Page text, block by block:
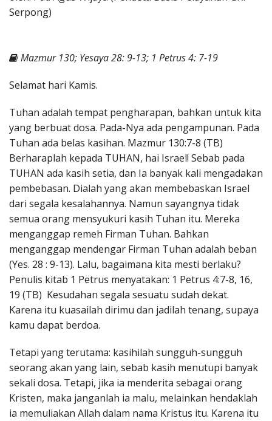
Berita Kegiatan
Materi
Serpong)
Mazmur 130; Yesaya 28: 9-13; 1 Petrus 4: 7-19
Selamat hari Kamis.
Tuhan adalah tempat pengharapan, bahkan untuk kita
yang berbuat dosa. Pada-Nya ada pengampunan. Pada
Tuhan ada belas kasihan. Mazmur 130:7-8 (TB)
Berharaplah kepada TUHAN, hai Israel! Sebab pada
TUHAN ada kasih setia, dan Ia banyak kali mengadakan
pembebasan. Dialah yang akan membebaskan Israel
dari segala kesalahannya. Namun sayangnya tidak
semua orang mensyukuri kasih Tuhan itu. Mereka
menganggap remeh Firman Tuhan. Bahkan
menganggap mendengar Firman Tuhan adalah beban
(Yes. 28 : 9-13). Lalu, bagaimana kita mesti berlaku?
Penulis kitab 1 Petrus menyatakan: 1 Petrus 4:7-8, 16,
19 (TB) Kesudahan segala sesuatu sudah dekat.
Karena itu kuasailah dirimu dan jadilah tenang, supaya
kamu dapat berdoa.
Tetapi yang terutama: kasihilah sungguh-sungguh
seorang akan yang lain, sebab kasih menutupi banyak
sekali dosa. Tetapi, jika ia menderita sebagai orang
Kristen, maka janganlah ia malu, melainkan hendaklah
ia memuliakan Allah dalam nama Kristus itu. Karena itu